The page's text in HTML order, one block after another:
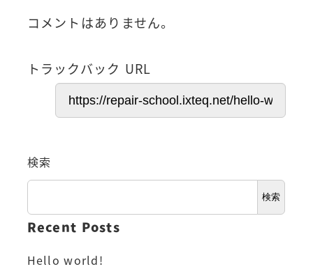
コメントはありません。
トラックバック URL
検索
検索
Recent Posts
Hello world!